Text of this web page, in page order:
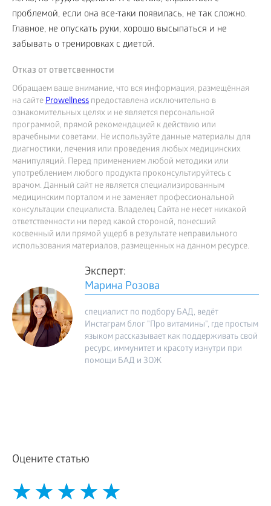
проблемой, если она все-таки появилась, не так сложно.
Главное, не опускать руки, хорошо высыпаться и не
забывать о тренировках с диетой.
Отказ от ответсвенности
Обращаем ваше внимание, что вся информация, размещённая
на сайтеProwellness предоставлена исключительно в
ознакомительных целях и не является персональной
программой, прямой рекомендацией к действию или
врачебными советами. Не используйте данные материалы для
диагностики, лечения или проведения любых медицинских
манипуляций. Перед применением любой методики или
употреблением любого продукта проконсультируйтесь с
врачом. Данный сайт не является специализированным
медицинским порталом и не заменяет профессиональной
консультации специалиста. Владелец Сайта не несет никакой
ответственности ни перед какой стороной, понесший
косвенный или прямой ущерб в результате неправильного
использования материалов, размещенных на данном ресурсе.
Эксперт:
Марина Розова
специалист по подбору БАД, ведёт
Инстаграм блог "Про витамины", где простым
языком рассказывает как поддерживать свой
ресурс, иммунитет и красоту изнутри при
помощи БАД и ЗОЖ
Оцените статью